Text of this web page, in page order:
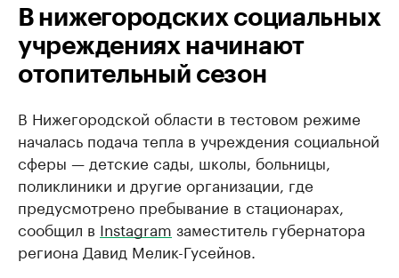
В нижегородских социальных
учреждениях начинают
отопительный сезон
В Нижегородской области в тестовом режиме
началась подача тепла в учреждения социальной
сферы — детские сады, школы, больницы,
поликлиники и другие организации, где
предусмотрено пребывание в стационарах,
сообщил в Instagram заместитель губернатора
региона Давид Мелик-Гусейнов.